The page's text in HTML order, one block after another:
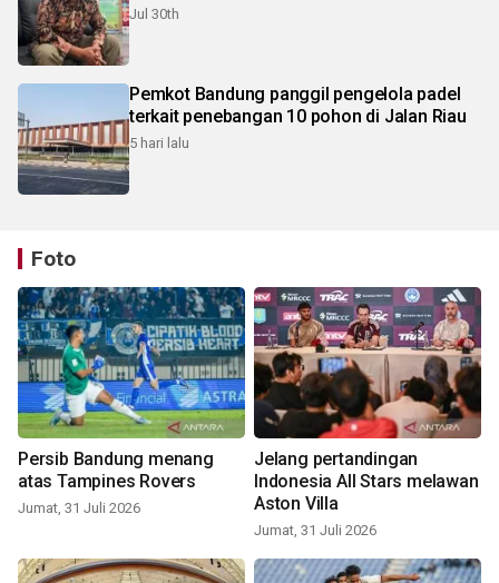
Jul 30th
Pemkot Bandung panggil pengelola padel
terkait penebangan 10 pohon di Jalan Riau
5 hari lalu
Foto
Persib Bandung menang
atas Tampines Rovers
Jumat, 31 Juli 2026
Jelang pertandingan
Indonesia All Stars melawan
Aston Villa
Jumat, 31 Juli 2026